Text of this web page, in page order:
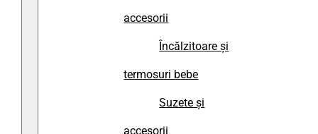
accesorii
Încălzitoare și
termosuri bebe
Suzete și
accesorii